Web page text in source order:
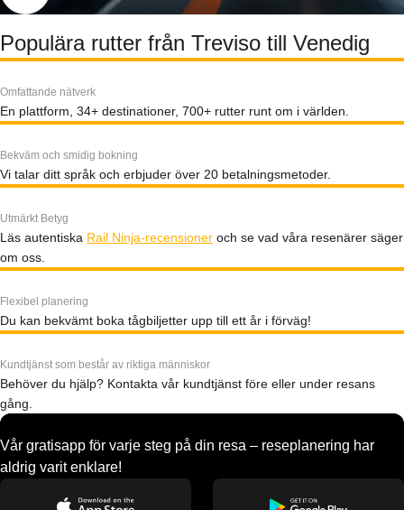
Populära rutter från Treviso till Venedig
Omfattande nätverk
En plattform, 34+ destinationer, 700+ rutter runt om i världen.
Bekväm och smidig bokning
Vi talar ditt språk och erbjuder över 20 betalningsmetoder.
Utmärkt Betyg
Läs autentiska Rail Ninja-recensioner och se vad våra resenärer säger
om oss.
Flexibel planering
Du kan bekvämt boka tågbiljetter upp till ett år i förväg!
Kundtjänst som består av riktiga människor
Behöver du hjälp? Kontakta vår kundtjänst före eller under resans
gång.
Vår gratisapp för varje steg på din resa – reseplanering har
aldrig varit enklare!